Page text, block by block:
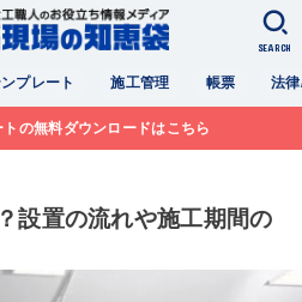
プレート 施工管理 帳票 法
SEARCH
の無料ダウンロードはこちら
設置の流れや施工期間の